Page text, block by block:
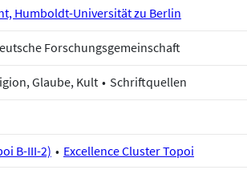
Humboldt-Universität zu Berlin
Forschungsgemeinschaft
Glaube, Kult Schriftquellen
B-III-2) Excellence Cluster Topoi